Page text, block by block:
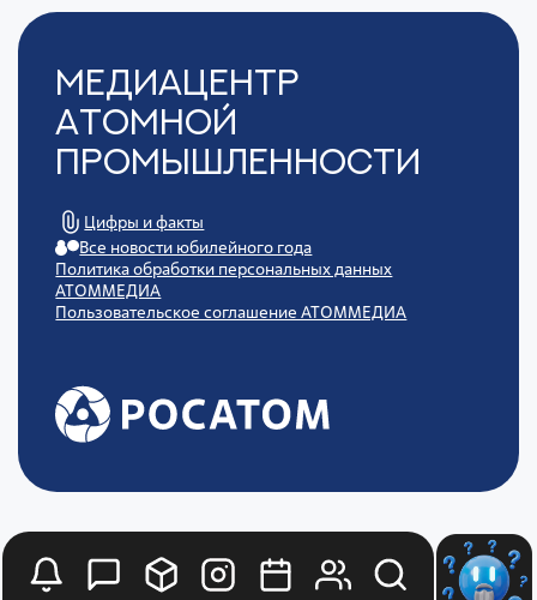
Медиацентр
Атомной
Промышленности
Цифры и факты
Все новости юбилейного года
Политика обработки персональных данных
АТОММЕДИА
Пользовательское соглашение АТОММЕДИА